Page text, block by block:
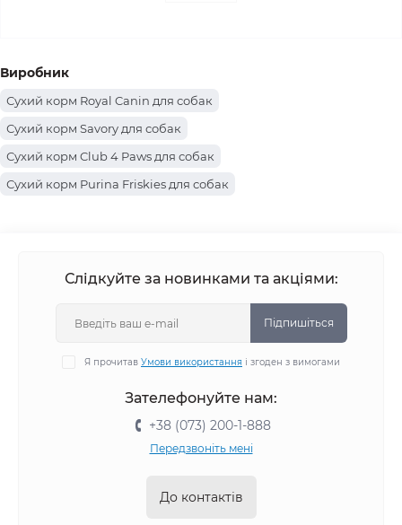
Виробник
Сухий корм Royal Canin для собак
Сухий корм Savory для собак
Сухий корм Club 4 Paws для собак
Сухий корм Purina Friskies для собак
Сухий корм Carnilove для собак
Сухий корм BWild для собак
Сухий корм Monge для собак
Сухий корм Gemon для собак
Слідкуйте за новинками та акціями:
Підпишіться
Я прочитав Умови використання і згоден з вимогами
Зателефонуйте нам:
+38 (073) 200-1-888
Передзвоніть мені
До контактів